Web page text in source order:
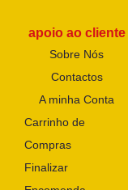
apoio ao cliente
Sobre Nós
Contactos
A minha Conta
Carrinho de
Compras
Finalizar